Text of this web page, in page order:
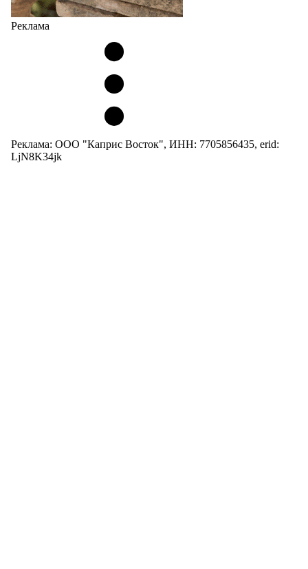
Реклама
Реклама: ООО "Каприс Восток", ИНН: 7705856435, erid:
LjN8K34jk